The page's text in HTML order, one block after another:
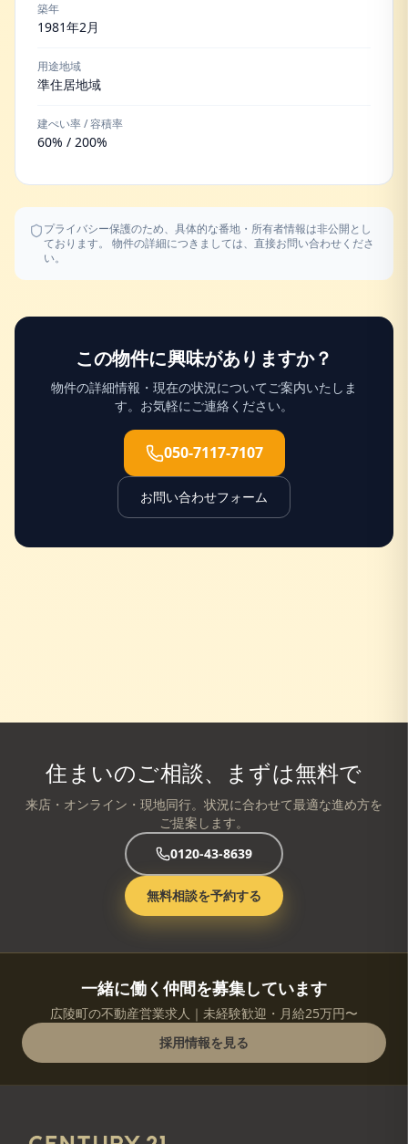
築年
1981年2月
用途地域
準住居地域
建ぺい率 / 容積率
60% / 200%
プライバシー保護のため、具体的な番地・所有者情報は非公開とし
ております。 物件の詳細につきましては、直接お問い合わせくださ
い。
この物件に興味がありますか？
物件の詳細情報・現在の状況についてご案内いたしま
す。お気軽にご連絡ください。
050-7117-7107
お問い合わせフォーム
住まいのご相談、まずは無料で
来店・オンライン・現地同行。状況に合わせて最適な進め方を
ご提案します。
0120-43-8639
無料相談を予約する
一緒に働く仲間を募集しています
広陵町の不動産営業求人｜未経験歓迎・月給25万円〜
採用情報を見る